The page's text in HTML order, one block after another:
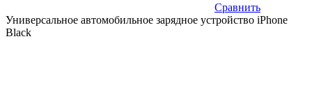
Сравнить
Универсальное автомобильное зарядное устройство iPhone
Black